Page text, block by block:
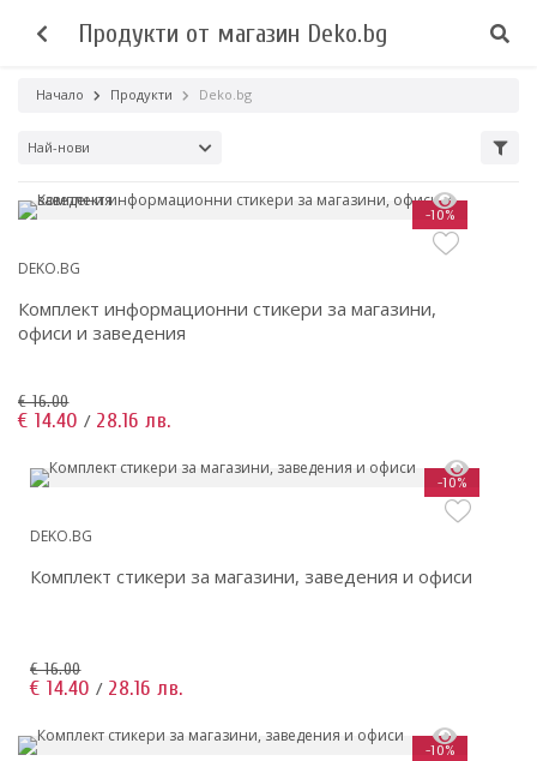
Начало Продукти Deko.bg
Продукти от магазин Deko.bg
Най-нови
-10%
DEKO.BG
Комплект информационни стикери за магазини,
офиси и заведения
€ 16.00
€ 14.40 / 28.16 лв.
-10%
DEKO.BG
Комплект стикери за магазини, заведения и офиси
€ 16.00
€ 14.40 / 28.16 лв.
-10%